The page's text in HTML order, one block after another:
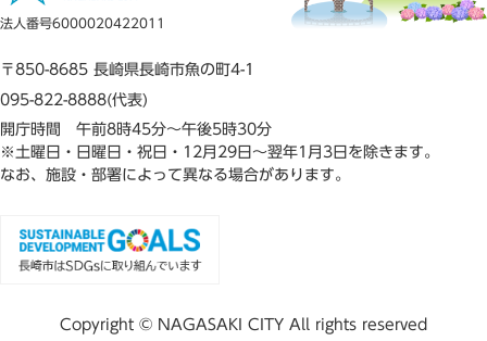
法人番号6000020422011
〒850-8685 長崎県長崎市魚の町4-1
095-822-8888(代表)
開庁時間 午前8時45分～午後5時30分
※土曜日・日曜日・祝日・12月29日～翌年1月3日を除きます。
なお、施設・部署によって異なる場合があります。
Copyright © NAGASAKI CITY All rights reserved